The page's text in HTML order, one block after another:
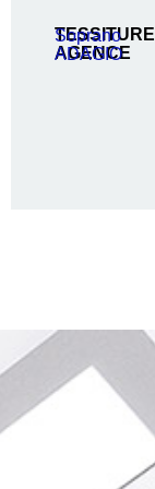
TESSITURE
Soprano
AGENCE
ADAGIO